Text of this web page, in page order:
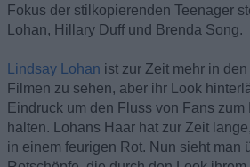
Fokus der stilkopierenden Teenager
Lohan, Hillary Duff und Brenda Song.
Lindsay Lohan ist zur Zeit mehr in
Filmen zu sehen, aber ihr Look
Eindruck um den Fluss von Fans zum
halten. Lohans Haar hat zur Zeit
in einem feurigen Rot. Nun sieht man